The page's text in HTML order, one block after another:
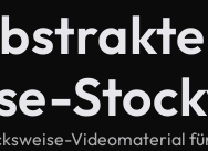
Videomaterial